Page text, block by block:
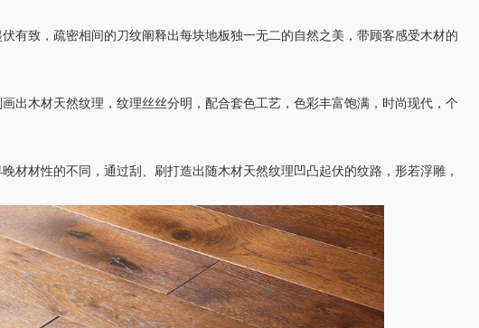
有致，疏密相间的刀纹阐释出每块地板独一无二的自然之美，带顾客感受木材的
木材天然纹理，纹理丝丝分明，配合套色工艺，色彩丰富饱满，时尚现代，个
材性的不同，通过刮、刷打造出随木材天然纹理凹凸起伏的纹路，形若浮雕，